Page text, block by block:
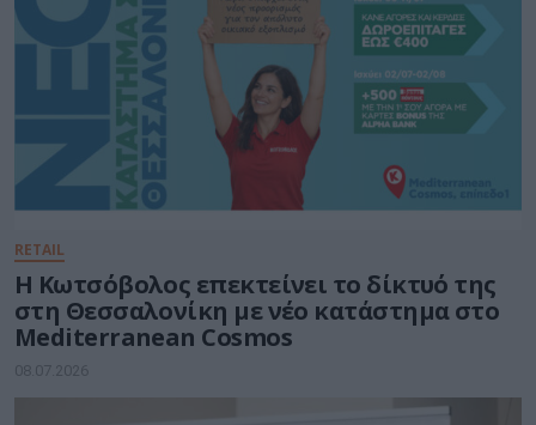
RETAIL
Η Κωτσόβολος επεκτείνει το δίκτυό της
στη Θεσσαλονίκη με νέο κατάστημα στο
Mediterranean Cosmos
08.07.2026